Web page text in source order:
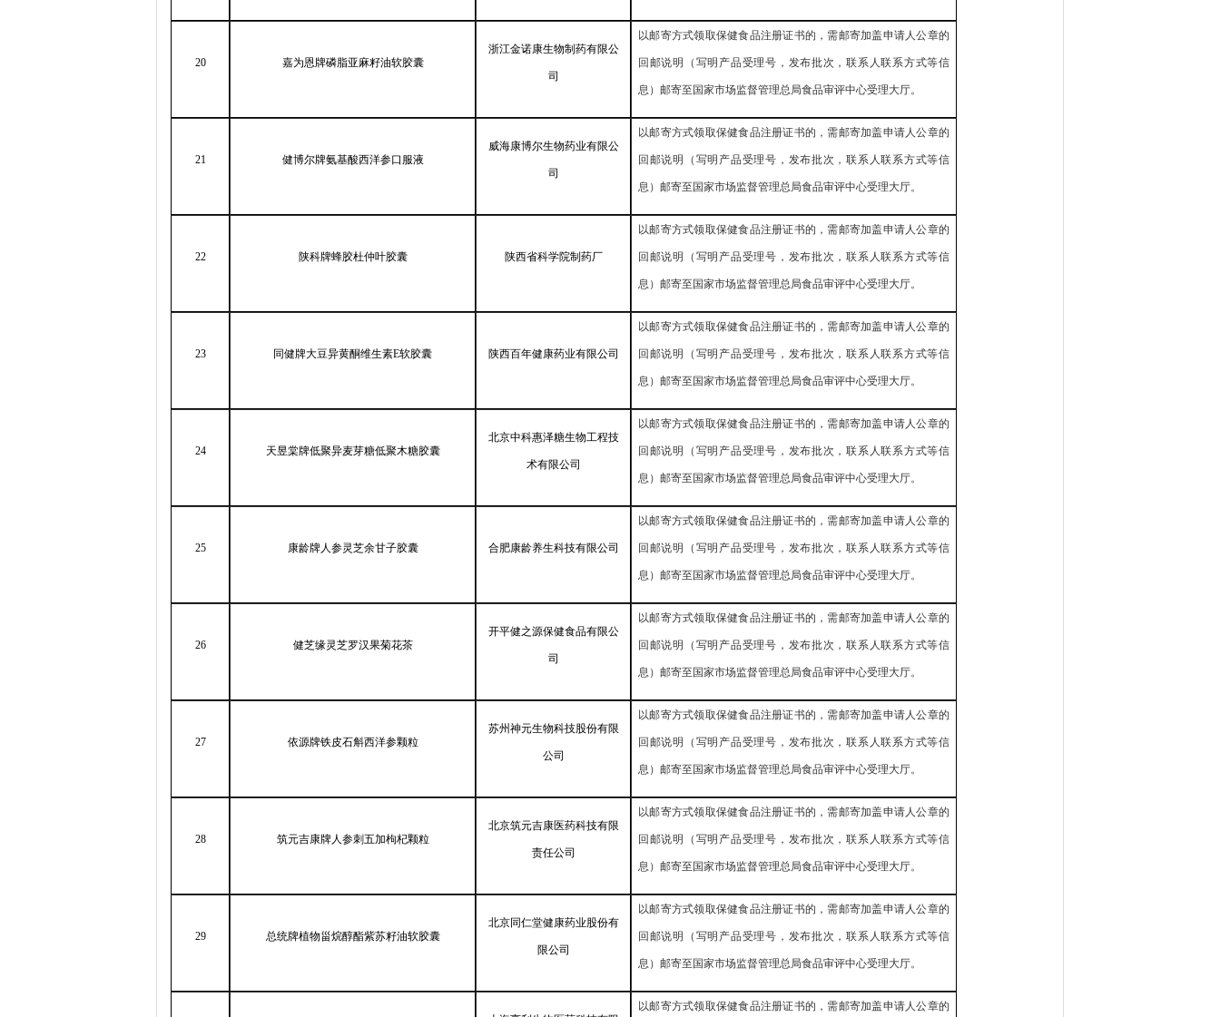
20 嘉为恩牌磷脂亚麻籽油软胶囊
浙江金诺康生物制药有限公
司
以邮寄方式领取保健食品注册证书的，需邮寄加盖申请人公章的
回邮说明（写明产品受理号，发布批次，联系人联系方式等信
息）邮寄至国家市场监督管理总局食品审评中心受理大厅。
21 健博尔牌氨基酸西洋参口服液
威海康博尔生物药业有限公
司
以邮寄方式领取保健食品注册证书的，需邮寄加盖申请人公章的
回邮说明（写明产品受理号，发布批次，联系人联系方式等信
息）邮寄至国家市场监督管理总局食品审评中心受理大厅。
22 陕科牌蜂胶杜仲叶胶囊 陕西省科学院制药厂
以邮寄方式领取保健食品注册证书的，需邮寄加盖申请人公章的
回邮说明（写明产品受理号，发布批次，联系人联系方式等信
息）邮寄至国家市场监督管理总局食品审评中心受理大厅。
23 同健牌大豆异黄酮维生素E软胶囊 陕西百年健康药业有限公司
以邮寄方式领取保健食品注册证书的，需邮寄加盖申请人公章的
回邮说明（写明产品受理号，发布批次，联系人联系方式等信
息）邮寄至国家市场监督管理总局食品审评中心受理大厅。
24 天昱棠牌低聚异麦芽糖低聚木糖胶囊
北京中科惠泽糖生物工程技
术有限公司
以邮寄方式领取保健食品注册证书的，需邮寄加盖申请人公章的
回邮说明（写明产品受理号，发布批次，联系人联系方式等信
息）邮寄至国家市场监督管理总局食品审评中心受理大厅。
25 康龄牌人参灵芝余甘子胶囊 合肥康龄养生科技有限公司
以邮寄方式领取保健食品注册证书的，需邮寄加盖申请人公章的
回邮说明（写明产品受理号，发布批次，联系人联系方式等信
息）邮寄至国家市场监督管理总局食品审评中心受理大厅。
26 健芝缘灵芝罗汉果菊花茶
开平健之源保健食品有限公
司
以邮寄方式领取保健食品注册证书的，需邮寄加盖申请人公章的
回邮说明（写明产品受理号，发布批次，联系人联系方式等信
息）邮寄至国家市场监督管理总局食品审评中心受理大厅。
27 依源牌铁皮石斛西洋参颗粒
苏州神元生物科技股份有限
公司
以邮寄方式领取保健食品注册证书的，需邮寄加盖申请人公章的
回邮说明（写明产品受理号，发布批次，联系人联系方式等信
息）邮寄至国家市场监督管理总局食品审评中心受理大厅。
28 筑元吉康牌人参刺五加枸杞颗粒
北京筑元吉康医药科技有限
责任公司
以邮寄方式领取保健食品注册证书的，需邮寄加盖申请人公章的
回邮说明（写明产品受理号，发布批次，联系人联系方式等信
息）邮寄至国家市场监督管理总局食品审评中心受理大厅。
29 总统牌植物甾烷醇酯紫苏籽油软胶囊
北京同仁堂健康药业股份有
限公司
以邮寄方式领取保健食品注册证书的，需邮寄加盖申请人公章的
回邮说明（写明产品受理号，发布批次，联系人联系方式等信
息）邮寄至国家市场监督管理总局食品审评中心受理大厅。
以邮寄方式领取保健食品注册证书的，需邮寄加盖申请人公章的